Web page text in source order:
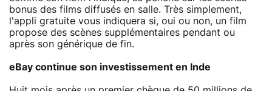
bonus des films diffusés en salle. Très simplement,
l'appli gratuite vous indiquera si, oui ou non, un film
propose des scènes supplémentaires pendant ou
après son générique de fin.
eBay continue son investissement en Inde